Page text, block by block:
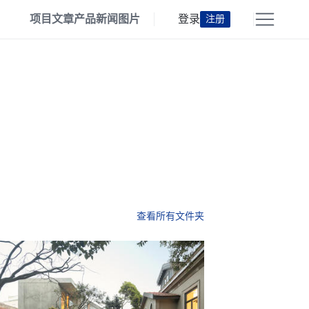
项目文章产品新闻 图片 登录 注册
查看所有文件夹